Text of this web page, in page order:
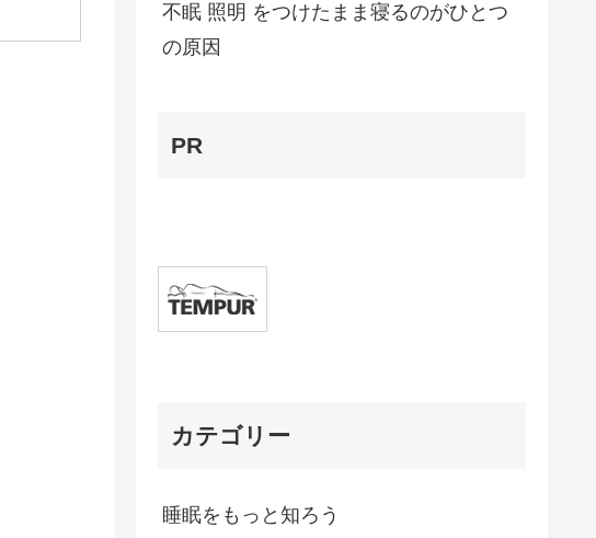
不眠 照明 をつけたまま寝るのがひとつ
の原因
PR
カテゴリー
睡眠をもっと知ろう